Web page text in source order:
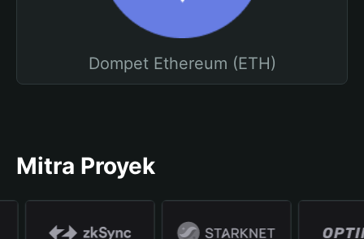
Dompet Ethereum (ETH)
Mitra Proyek